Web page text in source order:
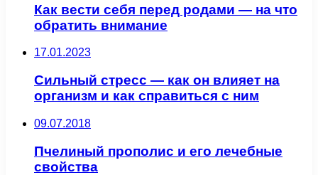
Как вести себя перед родами — на что
обратить внимание
17.01.2023
Сильный стресс — как он влияет на
организм и как справиться с ним
09.07.2018
Пчелиный прополис и его лечебные
свойства